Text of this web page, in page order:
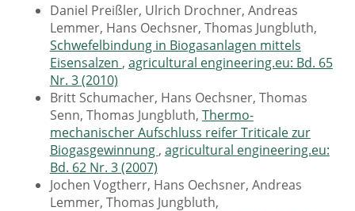
Daniel Preißler, Ulrich Drochner, Andreas
Lemmer, Hans Oechsner, Thomas Jungbluth,
Schwefelbindung in Biogasanlagen mittels
Eisensalzen , agricultural engineering.eu: Bd. 65
Nr. 3 (2010)
Britt Schumacher, Hans Oechsner, Thomas
Senn, Thomas Jungbluth, Thermo-
mechanischer Aufschluss reifer Triticale zur
Biogasgewinnung , agricultural engineering.eu:
Bd. 62 Nr. 3 (2007)
Jochen Vogtherr, Hans Oechsner, Andreas
Lemmer, Thomas Jungbluth,